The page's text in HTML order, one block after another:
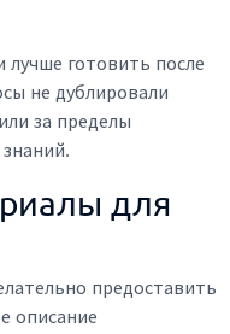
лучше готовить после
не дублировали
за пределы
для
предоставить
описание